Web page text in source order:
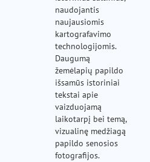
naudojantis
naujausiomis
kartografavimo
technologijomis.
Daugumą
žemėlapių papildo
išsamūs istoriniai
tekstai apie
vaizduojamą
laikotarpį bei temą,
vizualinę medžiagą
papildo senosios
fotografijos.